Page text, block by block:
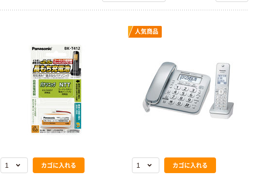
カゴに入れる
人気商品
カゴに入れる